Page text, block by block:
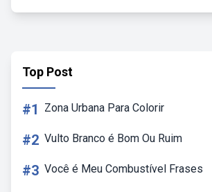
Top Post
#1 Zona Urbana Para Colorir
#2 Vulto Branco é Bom Ou Ruim
#3 Você é Meu Combustível Frases